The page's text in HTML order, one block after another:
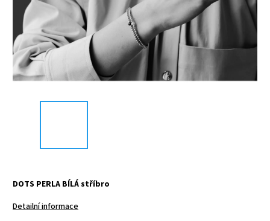
DOTS PERLA BÍLÁ stříbro
Detailní informace